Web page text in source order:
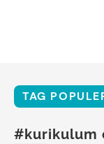
TAG
#kurikulum